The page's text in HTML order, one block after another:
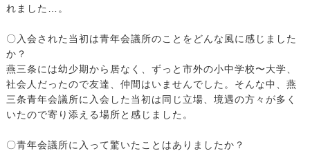
れました…。
〇入会された当初は青年会議所のことをどんな風に感じました
か？
燕三条には幼少期から居なく、ずっと市外の小中学校〜大学、
社会人だったので友達、仲間はいませんでした。そんな中、燕
三条青年会議所に入会した当初は同じ立場、境遇の方々が多く
いたので寄り添える場所と感じました。
〇青年会議所に入って驚いたことはありましたか？